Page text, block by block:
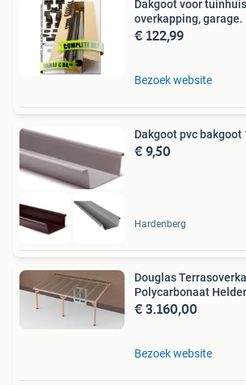
Dakgoot voor
overkapping, garage.
€ 122,99
Bezoek website
Dakgoot pvc
€ 9,50
Hardenberg
Douglas
Polycarbonaat
€ 3.160,00
Bezoek website